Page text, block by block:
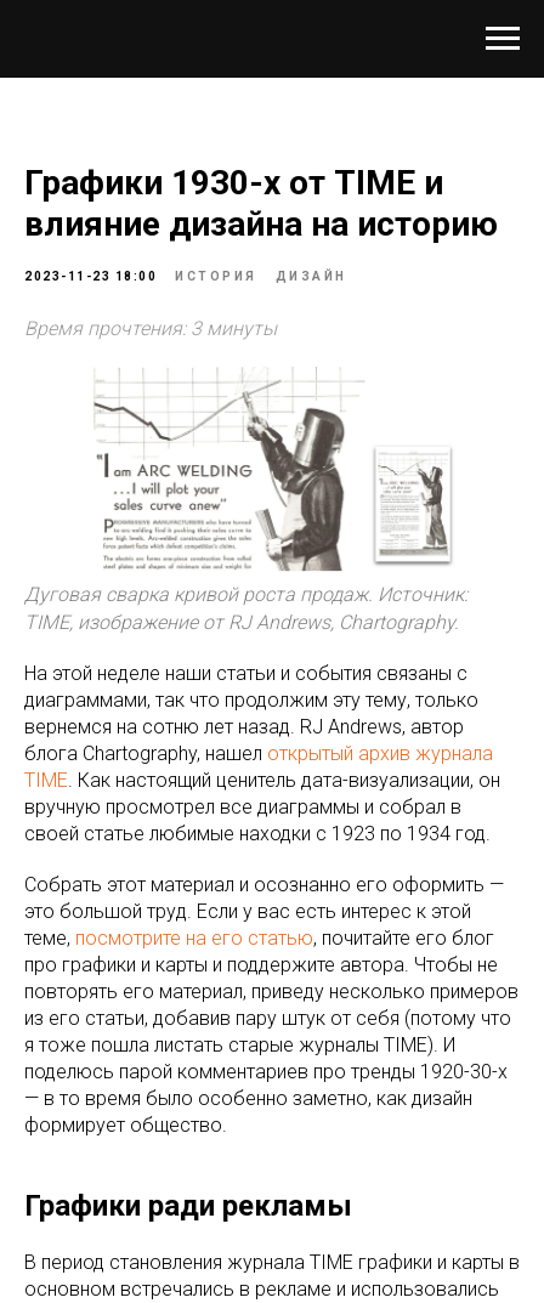
Графики 1930-х от TIME и
влияние дизайна на историю
2023-11-23 18:00 ИСТОРИЯ ДИЗАЙН
Время прочтения: 3 минуты
Дуговая сварка кривой роста продаж. Источник:
TIME, изображение от RJ Andrews, Chartography.
На этой неделе наши статьи и события связаны с
диаграммами, так что продолжим эту тему, только
вернемся на сотню лет назад. RJ Andrews, автор
блога Chartography, нашел открытый архив журнала
TIME. Как настоящий ценитель дата-визуализации, он
вручную просмотрел все диаграммы и собрал в
своей статье любимые находки с 1923 по 1934 год.
Собрать этот материал и осознанно его оформить —
это большой труд. Если у вас есть интерес к этой
теме, посмотрите на его статью, почитайте его блог
про графики и карты и поддержите автора. Чтобы не
повторять его материал, приведу несколько примеров
из его статьи, добавив пару штук от себя (потому что
я тоже пошла листать старые журналы TIME). И
поделюсь парой комментариев про тренды 1920-30-х
— в то время было особенно заметно, как дизайн
формирует общество.
Графики ради рекламы
В период становления журнала TIME графики и карты в
основном встречались в рекламе и использовались